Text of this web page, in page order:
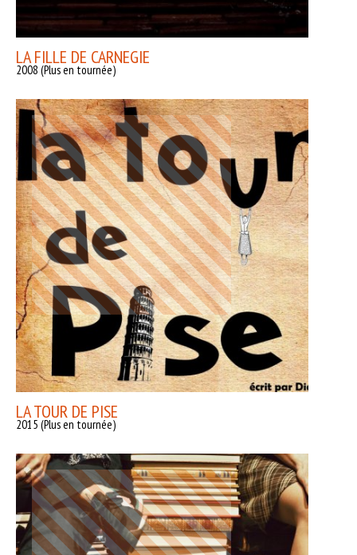
LA FILLE DE CARNEGIE
2008 (Plus en tournée)
LA TOUR DE PISE
2015 (Plus en tournée)